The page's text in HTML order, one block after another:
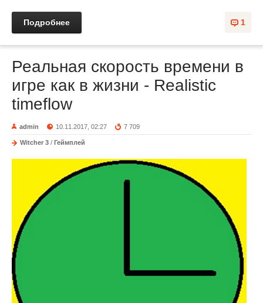
1
Подробнее
Реальная скорость времени в
игре как в жизни - Realistic
timeflow
admin 10.11.2017, 02:27 7 709
Witcher 3 / Геймплей